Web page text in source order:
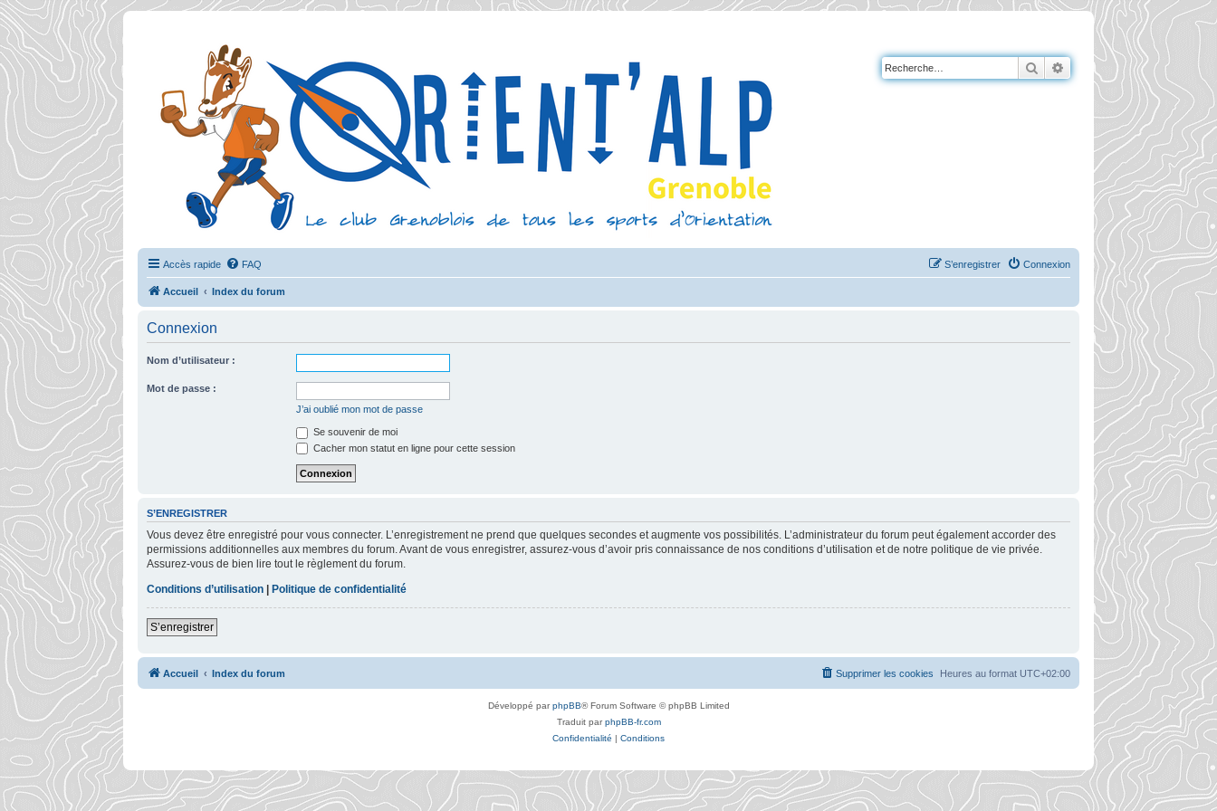
RechercherRecherche avancée
Accès rapide FAQ Connexion
S’enregistrer
Accueil Index du forum
Connexion
Nom d’utilisateur :
Mot de passe :
J’ai oublié mon mot de passe
Se souvenir de moi
Cacher mon statut en ligne pour cette session
S’ENREGISTRER
Vous devez être enregistré pour vous connecter. L’enregistrement ne prend que quelques secondes et augmente vos possibilités. L’administrateur du forum peut également accorder des
permissions additionnelles aux membres du forum. Avant de vous enregistrer, assurez-vous d’avoir pris connaissance de nos conditions d’utilisation et de notre politique de vie privée.
Assurez-vous de bien lire tout le règlement du forum.
Conditions d’utilisation | Politique de confidentialité
S’enregistrer
Accueil Index du forum Heures au format UTC+02:00
Supprimer les cookies
Développé parphpBB® Forum Software © phpBB Limited
Traduit parphpBB-fr.com
Confidentialité | Conditions